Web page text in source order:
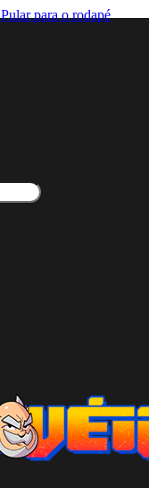
Pular para o rodapé